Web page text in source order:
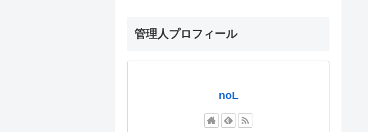
管理人プロフィール
noL